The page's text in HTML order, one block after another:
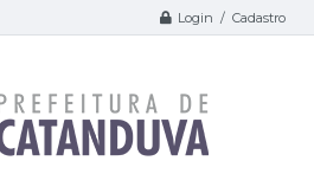
Login / Cadastro